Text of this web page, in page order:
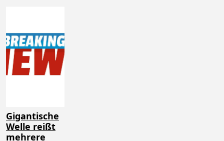
Gigantische
Welle reißt
mehrere